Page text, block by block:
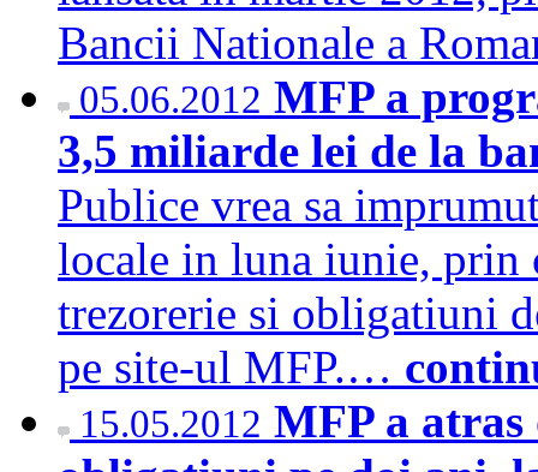
Bancii Nationale a
05.06.2012 MFP a
3,5 miliarde lei de la
Publice vrea sa
locale in luna iunie, prin
trezorerie si obligatiuni
pe site-ul MFP.…
15.05.2012 MFP a